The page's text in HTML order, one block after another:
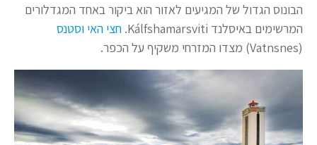
הבונוס הגדול של המגיעים לאזור הוא ביקור באחד המגדלורים
המרשימים באיסלנד Kálfshamarsviti.
חצי האי וסטנס
(Vatnsnes) מצדו המזרחי משקיף על הכפר.